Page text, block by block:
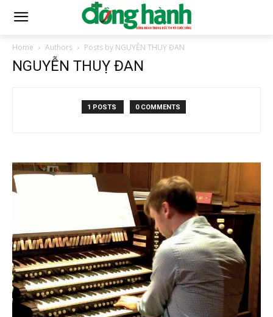
Home Authors Posts by NGUYỄN THUỴ ĐAN
NGUYỄN THUỴ ĐAN
1 POSTS 0 COMMENTS